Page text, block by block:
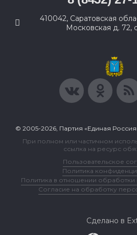
410042, Саратовская
Московская д. 72,
© 2005-2026, Партия «Единая
При полном или частичном
ссылка на ресурс
Пользовательское
Политика
Политика в отношении обработки
Согласие на обработку
Сделано в